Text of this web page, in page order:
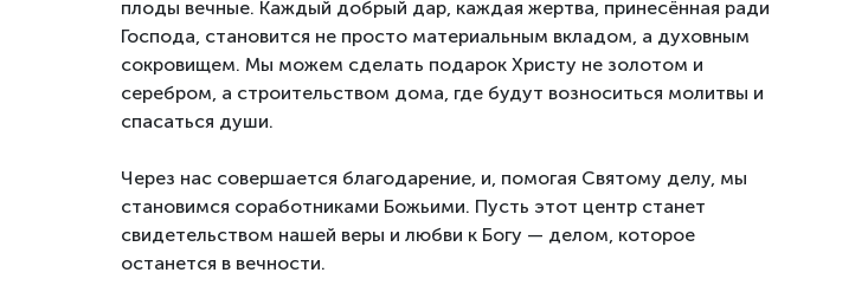
плоды вечные. Каждый добрый дар, каждая жертва, принесённая ради
Господа, становится не просто материальным вкладом, а духовным
сокровищем. Мы можем сделать подарок Христу не золотом и
серебром, а строительством дома, где будут возноситься молитвы и
спасаться души.
Через нас совершается благодарение, и, помогая Святому делу, мы
становимся соработниками Божьими. Пусть этот центр станет
свидетельством нашей веры и любви к Богу — делом, которое
останется в вечности.